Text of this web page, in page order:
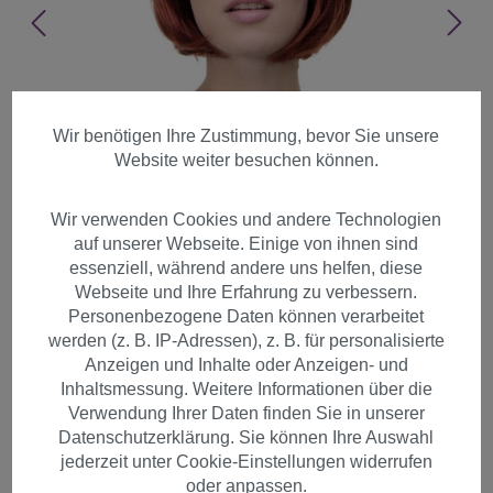
Sexy Damen Bob Perücke
glatte kurze Haare mit Pony
Kupferrot Rot 703-350
Wir benötigen Ihre Zustimmung, bevor Sie unsere
Website weiter besuchen können.
Wir verwenden Cookies und andere Technologien
auf unserer Webseite. Einige von ihnen sind
essenziell, während andere uns helfen, diese
Webseite und Ihre Erfahrung zu verbessern.
Personenbezogene Daten können verarbeitet
werden (z. B. IP-Adressen), z. B. für personalisierte
Anzeigen und Inhalte oder Anzeigen- und
Inhaltsmessung. Weitere Informationen über die
Verwendung Ihrer Daten finden Sie in unserer
Datenschutzerklärung. Sie können Ihre Auswahl
jederzeit unter Cookie-Einstellungen widerrufen
oder anpassen.